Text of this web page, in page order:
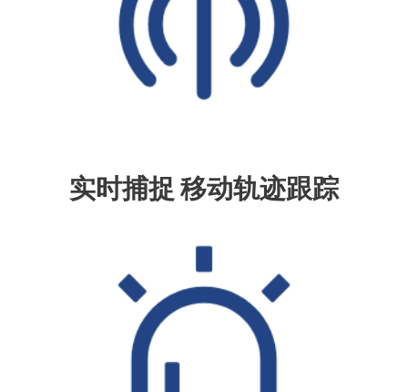
实时捕捉 移动轨迹跟踪